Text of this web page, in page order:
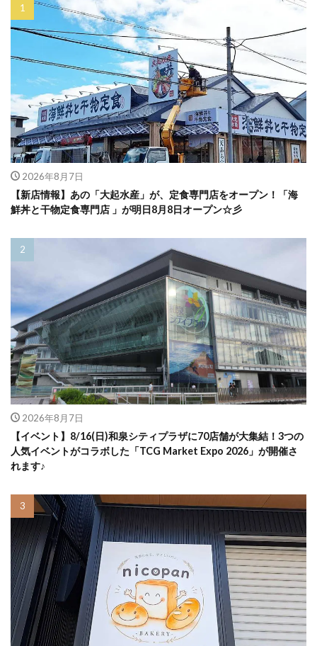
2026年8月7日
【新店情報】あの「大起水産」が、定食専門店をオープン！「海
鮮丼と干物定食専門店 」が明日8月8日オープン☆彡
2026年8月7日
【イベント】8/16(日)和泉シティプラザに70店舗が大集結！3つの
人気イベントがコラボした「TCG Market Expo 2026」が開催さ
れます♪